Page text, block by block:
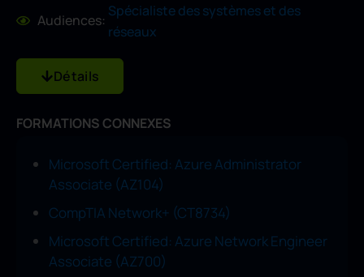
Audiences:
Spécialiste des systèmes et des
réseaux
Détails
FORMATIONS CONNEXES
Microsoft Certified: Azure Administrator
Associate (AZ104)
CompTIA Network+ (CT8734)
Microsoft Certified: Azure Network Engineer
Associate (AZ700)